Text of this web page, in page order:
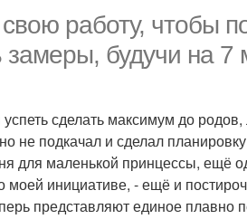
работу, чтобы
замеры, будучи на
сделать максимум до
не подкачал и сделал
для маленькой принцессы, ещё
моей инициативе, - ещё и
представляют единое